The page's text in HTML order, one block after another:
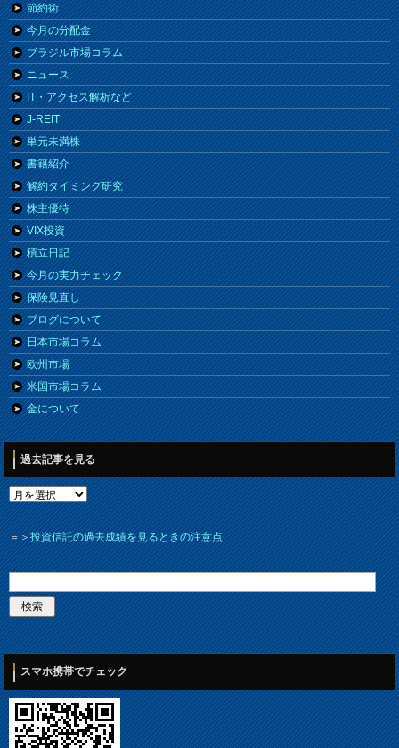
節約術
今月の分配金
ブラジル市場コラム
ニュース
IT・アクセス解析など
J-REIT
単元未満株
書籍紹介
解約タイミング研究
株主優待
VIX投資
積立日記
今月の実力チェック
保険見直し
ブログについて
日本市場コラム
欧州市場
米国市場コラム
金について
過去記事を見る
＝＞投資信託の過去成績を見るときの注意点
スマホ携帯でチェック